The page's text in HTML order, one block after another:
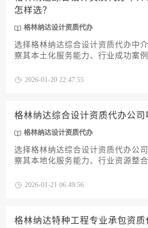
怎样选？
格林纳达设计资质代办
选择格林纳达综合设计资质代办中
察其本土化服务能力、行业成功案
户评价等维度进行综合决策。
2026-01-20 22:47:55
格林纳达综合设计资质代办公司
格林纳达设计资质代办
选择格林纳达综合设计资质代办公
察其本地化服务能力、行业资源整
文化协调优势。
2026-01-21 06:49:56
格林纳达特种工程专业承包资质